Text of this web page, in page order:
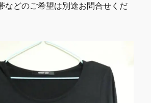
どのご希望は別途お問合せくだ